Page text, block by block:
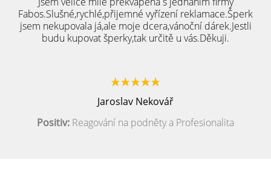
Fabos.Slušné,rychlé,přijemné vyřízení reklamace.Šperk
jsem nekupovala já,ale moje dcera,vánoční dárek.Jestli
budu kupovat šperky,tak určitě u vás.Děkuji.
Jaroslav Nekovář
Positiv: Reagování na podněty a Profesionalita